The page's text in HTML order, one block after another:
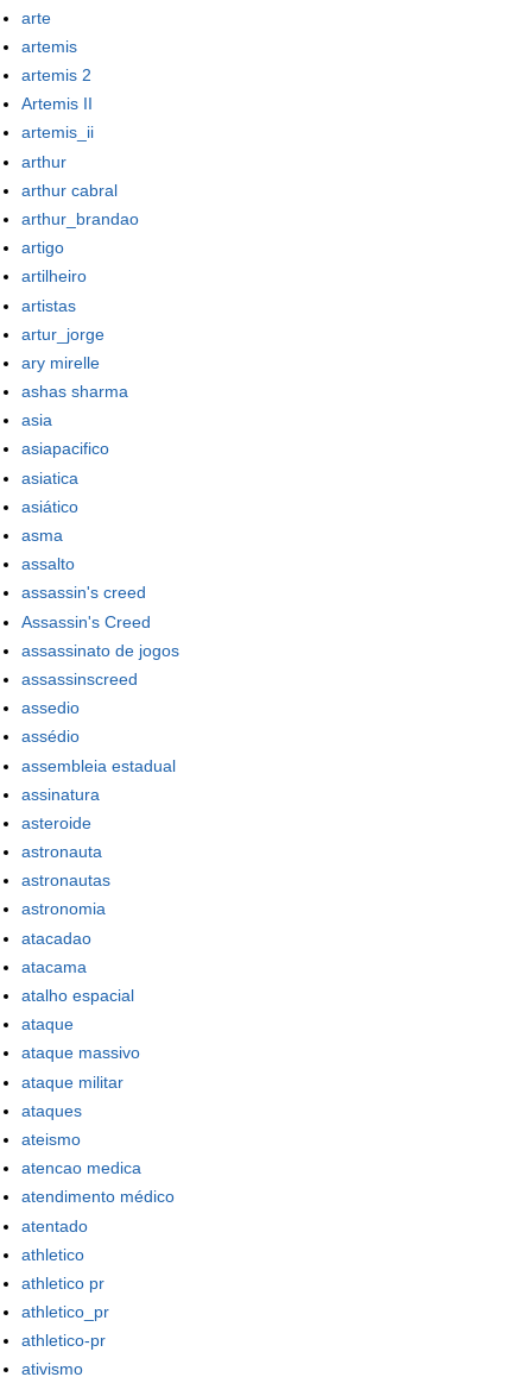
arte
artemis
artemis 2
Artemis II
artemis_ii
arthur
arthur cabral
arthur_brandao
artigo
artilheiro
artistas
artur_jorge
ary mirelle
ashas sharma
asia
asiapacifico
asiatica
asiático
asma
assalto
assassin's creed
Assassin's Creed
assassinato de jogos
assassinscreed
assedio
assédio
assembleia estadual
assinatura
asteroide
astronauta
astronautas
astronomia
atacadao
atacama
atalho espacial
ataque
ataque massivo
ataque militar
ataques
ateismo
atencao medica
atendimento médico
atentado
athletico
athletico pr
athletico_pr
athletico-pr
ativismo